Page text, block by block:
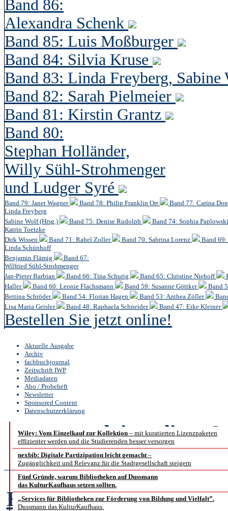
Band 86:
Alexandra Schenk
Band 85: Luis Moßburger
Band 84: Silvia Kruse
Band 83: Linda Freyberg,
Band 82: Sarah Pielmeier
Band 81: Kirstin Grantz
Band 80:
Stephan Holländer,
Willy Sühl-Strohmenger
und Ludger Syré
Band 79: Janet Wagner Band 78: Philip Franklin Orr
Band 77: Carina
Linda Freyberg
Sabine Wolf (Hrsg.)
Band 75: Denise Rudolph
Band 74: Sophia
Katrin Toetzke
Dirk Wissen
Band 71: Rahel Zoller Band 70: Sabrina Lorenz
Band
Linda Schünhoff
Benjamin Flämig
Band 67:
Wilfried Sühl-Strohmenger
Jan-Pieter Barbian
Band 66: Tina Schurig Band 65: Christine Niehoff
Haller
Band 60: Leonie Flachsmann Band 59: Susanne Göttker
Band
Bettina Schröder
Band 54: Florian Hagen Band 53: Anthea Zöller
Lisa Maria Geisler
Band 48: Raphaela Schneider Band 47: Eike Kleiner
Bestellen Sie jetzt online!
Aktuelle Ausgabe
Archiv
fachbuchjournal
Zeitschrift IWP
Mediadaten
Abo / Probeheft
Newsletter
Sponsored Content
Datenschutzerklärung
Wiley: Vom Einzelkauf zur Kollektion – mit kuratierten Lizenzpaketen
effizienter werden und die Studierenden besser versorgen
nexbib: Digitale Partizipation leicht gemacht–
Zugänglichkeit und Relevanz für die Stadtgesellschaft steigern
Fünf Gründe, warum Bibliotheken auf Dussmann
das KulturKaufhaus setzen sollten.
„Services für Bibliotheken zur Förderung von Bildung und Vielfalt”.
Dussmann das KulturKaufhaus.
b.i.t.online2 /
Sponsored
Hochschulbibliothek